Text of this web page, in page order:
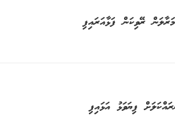
ރޭވިކަން ފަޅާއަރައިފި
ފިޔަވަޅު އަޅައިފި